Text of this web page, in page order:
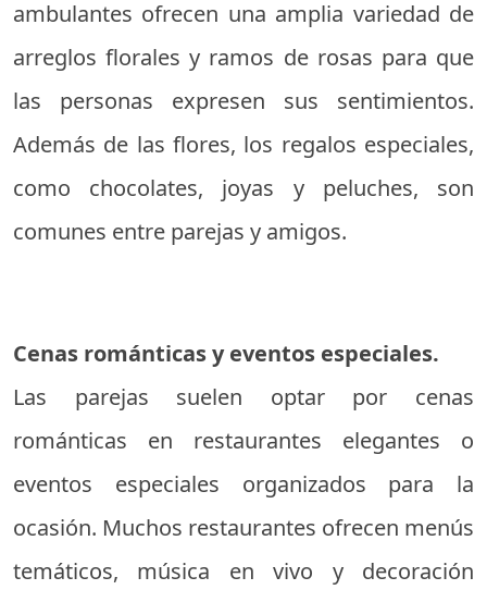
ambulantes ofrecen una amplia variedad de
arreglos florales y ramos de rosas para que
las personas expresen sus sentimientos.
Además de las flores, los regalos especiales,
como chocolates, joyas y peluches, son
comunes entre parejas y amigos.
Cenas románticas y eventos especiales.
Las parejas suelen optar por cenas
románticas en restaurantes elegantes o
eventos especiales organizados para la
ocasión. Muchos restaurantes ofrecen menús
temáticos, música en vivo y decoración